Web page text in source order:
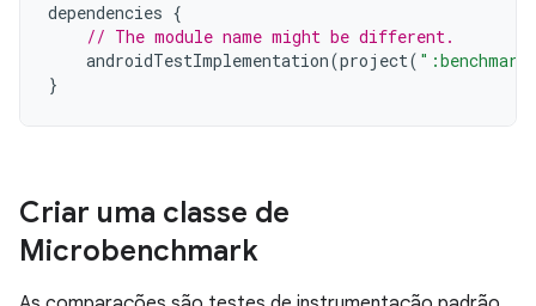
dependencies {
// The module name might be different.
androidTestImplementation(project(
}
Criar uma classe de
Microbenchmark